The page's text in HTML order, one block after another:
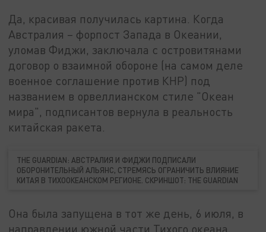
Да, красивая получилась картина. Когда
Австралия – форпост Запада в Океании,
уломав Фиджи, заключала с островитянами
договор о взаимной обороне (на самом деле
военное соглашение против КНР) под
названием в орвеллианском стиле "Океан
мира", подписантов вернула в реальность
китайская ракета.
THE GUARDIAN: АВСТРАЛИЯ И ФИДЖИ ПОДПИСАЛИ
ОБОРОНИТЕЛЬНЫЙ АЛЬЯНС, СТРЕМЯСЬ ОГРАНИЧИТЬ ВЛИЯНИЕ
КИТАЯ В ТИХООКЕАНСКОМ РЕГИОНЕ. СКРИНШОТ: THЕ GUARDIAN
Она была запущена в тот же день, 6 июля, в
направлении южной части Тихого океана,